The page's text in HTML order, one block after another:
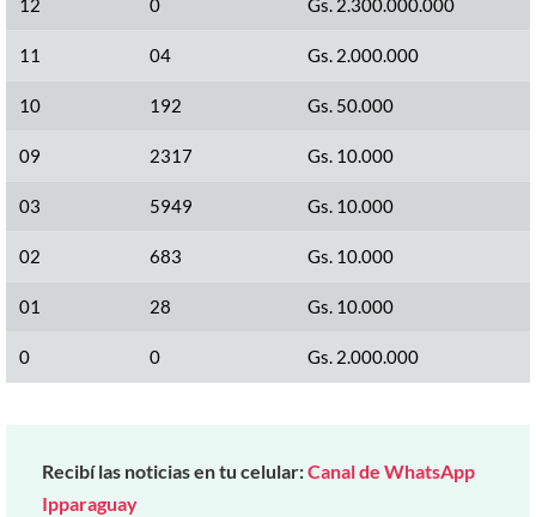
12 0 Gs. 2.300.000.000
11 04 Gs. 2.000.000
10 192 Gs. 50.000
09 2317 Gs. 10.000
03 5949 Gs. 10.000
02 683 Gs. 10.000
01 28 Gs. 10.000
0 0 Gs. 2.000.000
Recibí las noticias en tu celular:Canal de WhatsApp
Ipparaguay